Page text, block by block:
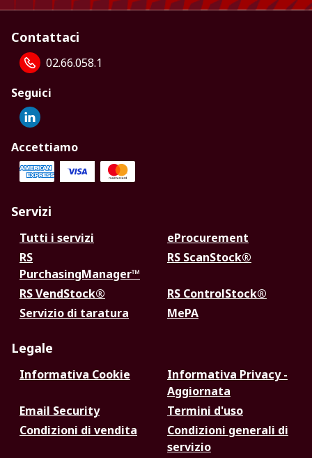
Contattaci
02.66.058.1
Seguici
Accettiamo
Servizi
Tutti i servizi
eProcurement
RS
PurchasingManager™
RS ScanStock®
RS VendStock®
RS ControlStock®
Servizio di taratura
MePA
Legale
Informativa Cookie
Informativa Privacy -
Aggiornata
Email Security
Termini d'uso
Condizioni di vendita
Condizioni generali di
servizio